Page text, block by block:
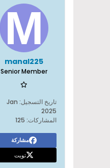
manal225
Senior Member
تاريخ التسجيل: Jan
2025
المشاركات: 125
مشاركة
تويت